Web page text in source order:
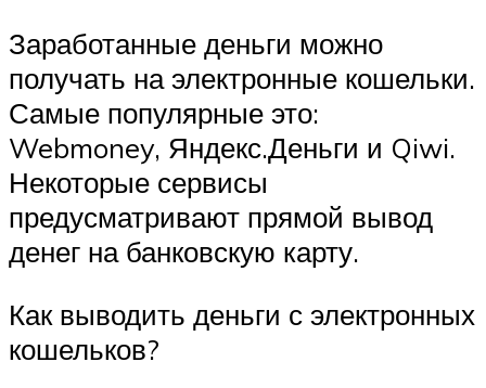
Заработанные деньги можно
получать на электронные кошельки.
Самые популярные это:
Webmoney, Яндекс.Деньги и Qiwi.
Некоторые сервисы
предусматривают прямой вывод
денег на банковскую карту.
Как выводить деньги с электронных
кошельков?